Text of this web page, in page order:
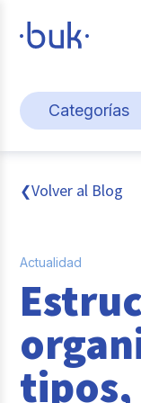
Categorías
Cultura y
Gestión de
Pago de
Buk
Tendencias
❮Volver al Blog
Actualidad
tipos,